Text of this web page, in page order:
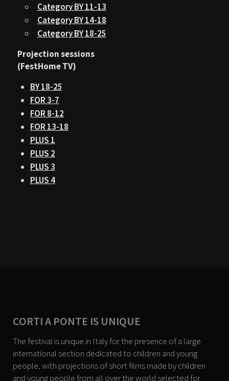
Category BY 11-13
Category BY 14-18
Category BY 18-25
Projection sessions
(FestHome TV)
BY 18-25
FOR 3-7
FOR 8-12
FOR 13-18
PLUS 1
PLUS 2
PLUS 3
PLUS 4
CORTI A PONTE IS UNIQUE
The festival is unique in Italy for the presence of a large
international section dedicated to children and young
people, with projections of short films made by children
and young people from all over the world selected for